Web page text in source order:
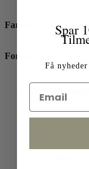
Farver
Format
Painted
By Berit
Spar
Få